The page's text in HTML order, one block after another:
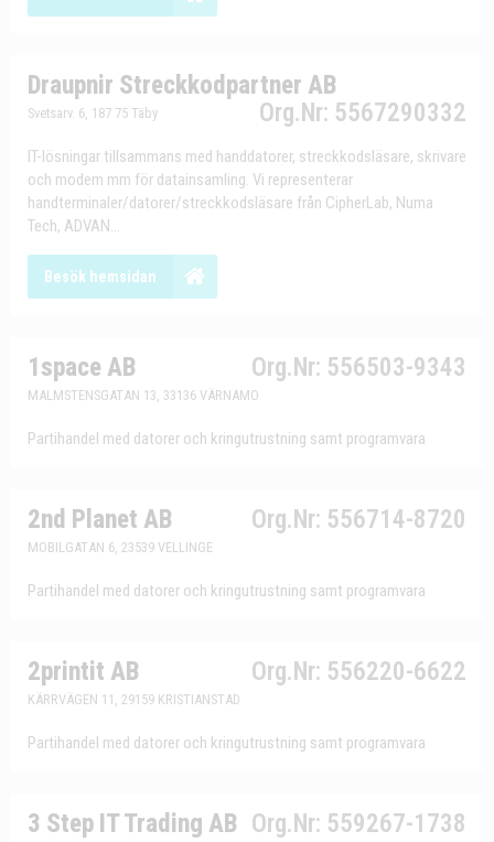
Draupnir Streckkodpartner AB
Org.Nr: 5567290332
Svetsarv. 6, 187 75 Täby
IT-lösningar tillsammans med handdatorer, streckkodsläsare, skrivare
och modem mm för datainsamling. Vi representerar
handterminaler/datorer/streckkodsläsare från CipherLab, Numa
Tech, ADVAN...
Besök hemsidan
1space AB Org.Nr: 556503-9343
MALMSTENSGATAN 13, 33136 VÄRNAMO
Partihandel med datorer och kringutrustning samt programvara
2nd Planet AB Org.Nr: 556714-8720
MOBILGATAN 6, 23539 VELLINGE
Partihandel med datorer och kringutrustning samt programvara
2printit AB Org.Nr: 556220-6622
KÄRRVÄGEN 11, 29159 KRISTIANSTAD
Partihandel med datorer och kringutrustning samt programvara
3 Step IT Trading AB Org.Nr: 559267-1738